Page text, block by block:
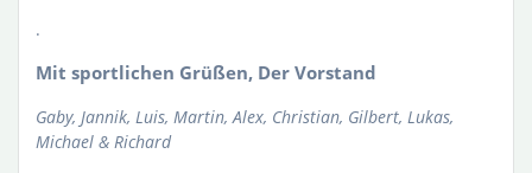
.
Mit sportlichen Grüßen, Der Vorstand
Gaby, Jannik, Luis, Martin, Alex, Christian, Gilbert, Lukas,
Michael & Richard